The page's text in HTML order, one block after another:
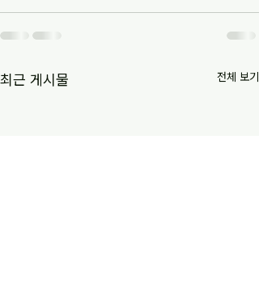
최근 게시물 전체 보기